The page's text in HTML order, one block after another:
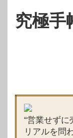
究極手
“営業せずに
リアルを問